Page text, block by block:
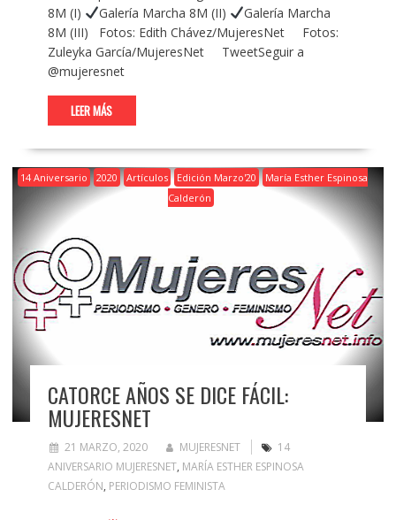
8M (I)
Galería Marcha 8M (II)
Galería Marcha
8M (III) Fotos: Edith Chávez/MujeresNet Fotos:
Zuleyka García/MujeresNet TweetSeguir a
@mujeresnet
LEER MÁS
14 Aniversario 2020 Artículos Edición Marzo'20
María Esther Espinosa
Calderón
CATORCE AÑOS SE DICE FÁCIL:
MUJERESNET
21 MARZO, 2020 MUJERESNET
14
ANIVERSARIO MUJERESNET, MARÍA ESTHER ESPINOSA
CALDERÓN, PERIODISMO FEMINISTA